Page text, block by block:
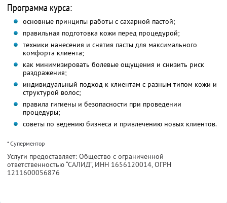
Программа курса:
основные принципы работы с сахарной пастой;
правильная подготовка кожи перед процедурой;
техники нанесения и снятия пасты для максимального
комфорта клиента;
как минимизировать болевые ощущения и снизить риск
раздражения;
индивидуальный подход к клиентам с разным типом кожи и
структурой волос;
правила гигиены и безопасности при проведении
процедуры;
советы по ведению бизнеса и привлечению новых клиентов.
* Суперментор
Услуги предоставляет: Общество с ограниченной
ответственностью “САЛИД”, ИНН 1656120014, ОГРН
1211600056876